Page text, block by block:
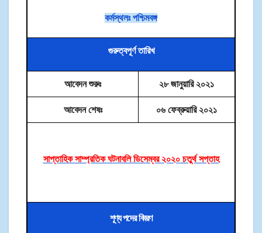
কর্মস্থলঃ পশ্চিমবঙ্গ
গুরুত্বপূর্ণ তারিখ
আবেদন শুরুঃ ২৮ জানুয়ারি ২০২১
আবেদন শেষঃ ০৬ ফেব্রুয়ারি ২০২১
সাপ্তাহিক সাম্প্রতিক ঘটনাবলি ডিসেম্বর ২০২০ চতুর্থ সপ্তাহ
শূণ্য পদের বিবরণ